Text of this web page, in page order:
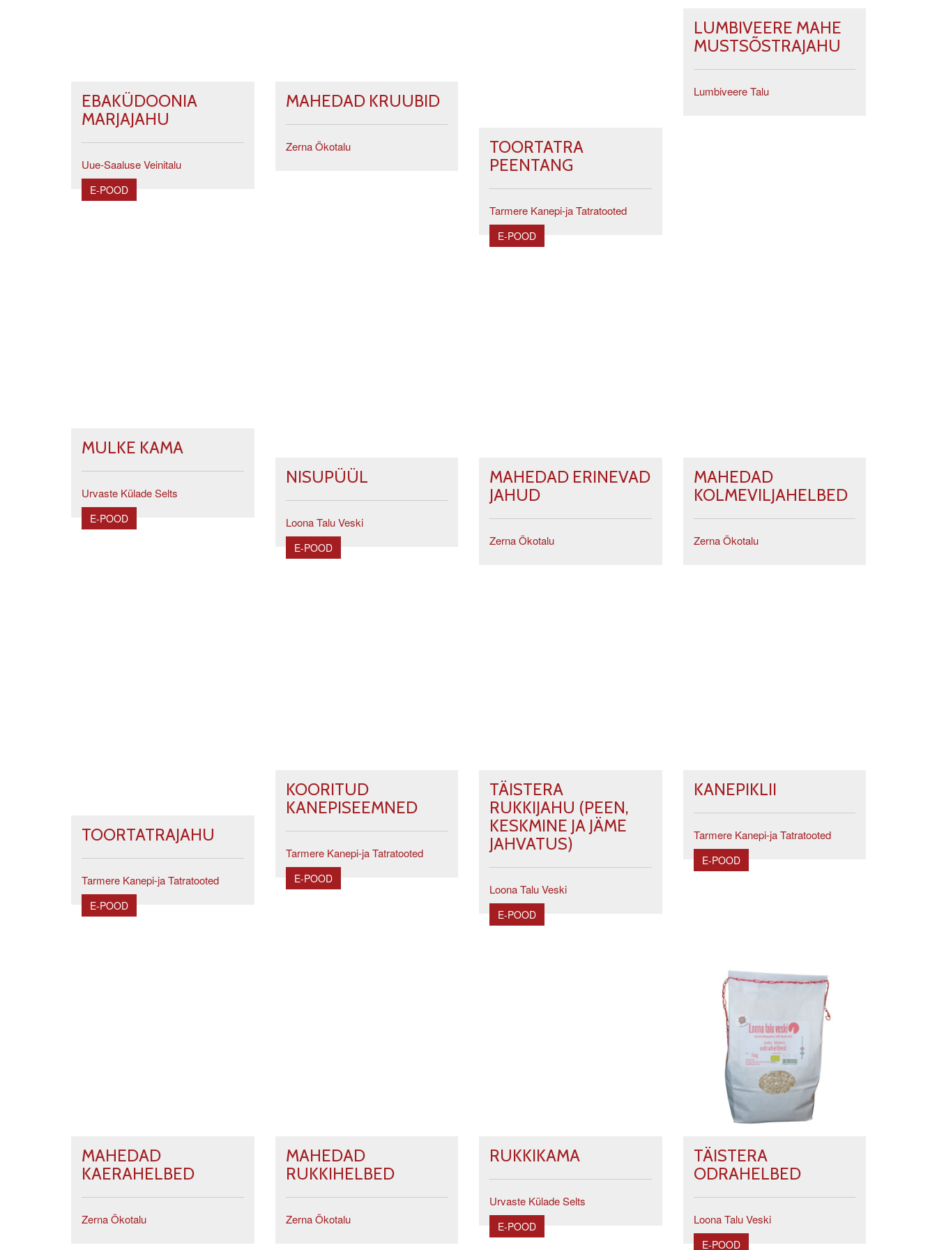
EBAKÜDOONIA
MARJAJAHU
Uue-Saaluse Veinitalu
E-POOD
MAHEDAD KRUUBID
Zerna Ökotalu
TOORTATRA
PEENTANG
Tarmere Kanepi-ja Tatratooted
E-POOD
LUMBIVEERE MAHE
MUSTSÕSTRAJAHU
Lumbiveere Talu
MULKE KAMA
Urvaste Külade Selts
E-POOD
NISUPÜÜL
Loona Talu Veski
E-POOD
MAHEDAD ERINEVAD
JAHUD
Zerna Ökotalu
MAHEDAD
KOLMEVILJAHELBED
Zerna Ökotalu
TOORTATRAJAHU
Tarmere Kanepi-ja Tatratooted
E-POOD
KOORITUD
KANEPISEEMNED
Tarmere Kanepi-ja Tatratooted
E-POOD
TÄISTERA
RUKKIJAHU (PEEN,
KESKMINE JA JÄME
JAHVATUS)
Loona Talu Veski
E-POOD
KANEPIKLII
Tarmere Kanepi-ja Tatratooted
E-POOD
MAHEDAD
KAERAHELBED
Zerna Ökotalu
MAHEDAD
RUKKIHELBED
Zerna Ökotalu
RUKKIKAMA
Urvaste Külade Selts
E-POOD
TÄISTERA
ODRAHELBED
Loona Talu Veski
E-POOD